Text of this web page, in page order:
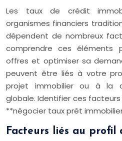
Les taux de crédit
organismes financiers
dépendent de nombreux
comprendre ces éléments
offres et optimiser sa
peuvent être liés à votre
projet immobilier ou à la
globale. Identifier ces
**négocier taux prêt
Facteurs liés au profil